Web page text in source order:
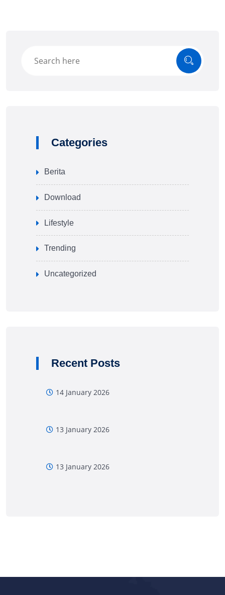
Categories
Berita
Download
Lifestyle
Trending
Uncategorized
Recent Posts
14 January 2026
13 January 2026
13 January 2026